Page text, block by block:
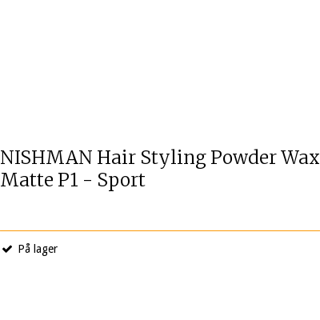
NISHMAN Hair Styling Powder Wax
Matte P1 - Sport
På lager